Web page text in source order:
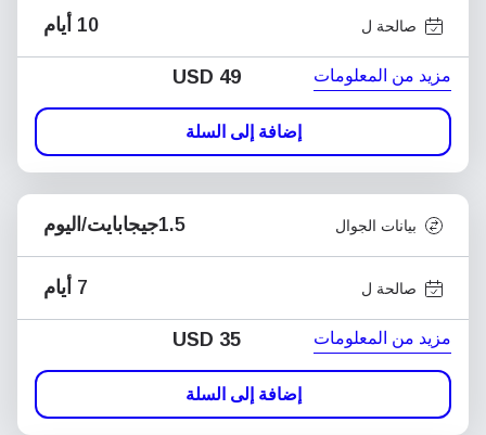
صالحة ل 10 أيام
مزيد من المعلومات USD 49
إضافة إلى السلة
بيانات الجوال 1.5جيجابايت/اليوم
صالحة ل 7 أيام
مزيد من المعلومات USD 35
إضافة إلى السلة